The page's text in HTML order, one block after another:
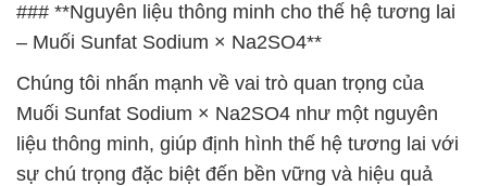
### **Nguyên liệu thông minh cho thế hệ tương lai
– Muối Sunfat Sodium × Na2SO4**
Chúng tôi nhấn mạnh về vai trò quan trọng của
Muối Sunfat Sodium × Na2SO4 như một nguyên
liệu thông minh, giúp định hình thế hệ tương lai với
sự chú trọng đặc biệt đến bền vững và hiệu quả